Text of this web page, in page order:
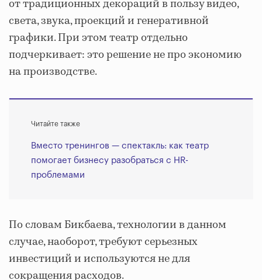
от традиционных декораций в пользу видео,
света, звука, проекций и генеративной
графики. При этом театр отдельно
подчеркивает: это решение не про экономию
на производстве.
Читайте также
Вместо тренингов — спектакль: как театр
помогает бизнесу разобраться с HR-
проблемами
По словам Бикбаева, технологии в данном
случае, наоборот, требуют серьезных
инвестиций и используются не для
сокращения расходов.